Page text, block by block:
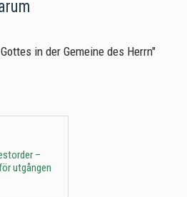
in der Gemeine des Herrn"
–
utgången